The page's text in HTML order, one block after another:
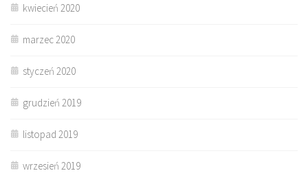
kwiecień 2020
marzec 2020
styczeń 2020
grudzień 2019
listopad 2019
wrzesień 2019